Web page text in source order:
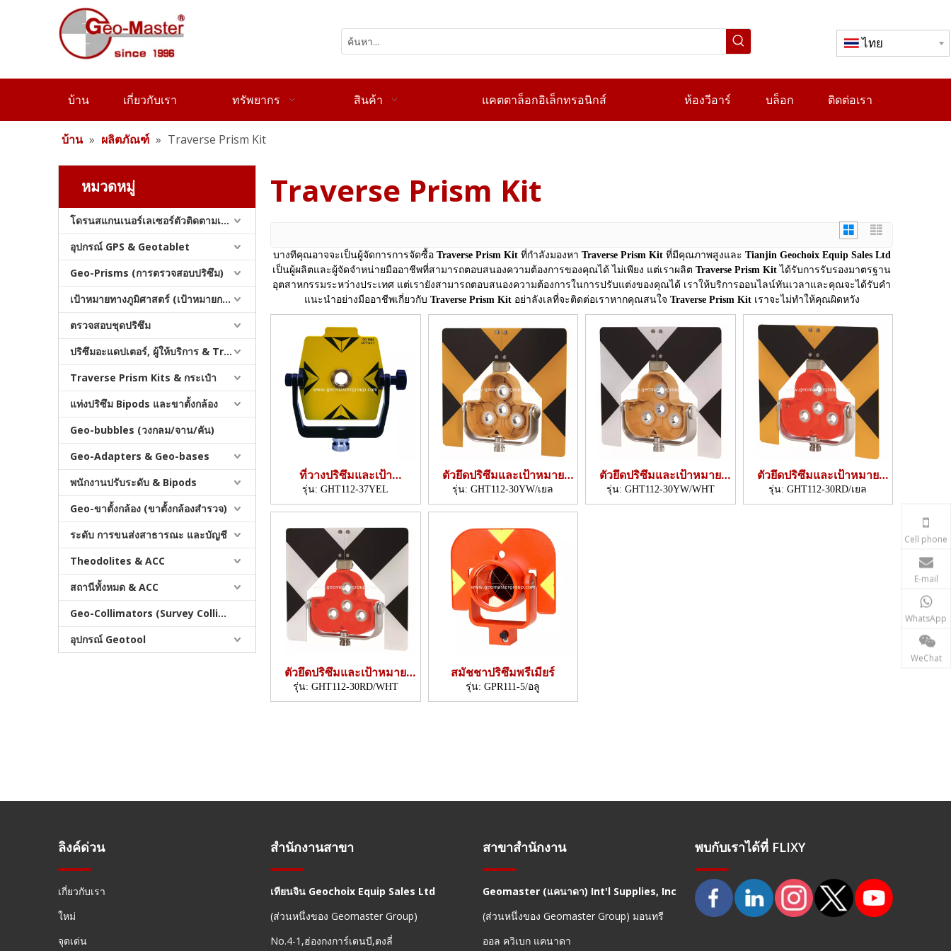
ไทย
บ้าน เกี่ยวกับเรา ทรัพยากร สินค้า แคตตาล็อกอิเล็กทรอนิกส์ ห้องวีอาร์ บล็อก ติดต่อเรา
บ้าน » ผลิตภัณฑ์ » Traverse Prism Kit
หมวดหมู่
โดรนสแกนเนอร์เลเซอร์ตัวติดตามเลเซอร์และสแลม
อุปกรณ์ GPS & Geotablet
Geo-Prisms (การตรวจสอบปริซึม)
เป้าหมายทางภูมิศาสตร์ (เป้าหมายการสำรวจ)
ตรวจสอบชุดปริซึม
ปริซึมอะแดปเตอร์, ผู้ให้บริการ & Tribrachs
Traverse Prism Kits & กระเป๋า
แท่งปริซึม Bipods และขาตั้งกล้อง
Geo-bubbles (วงกลม/จาน/คัน)
Geo-Adapters & Geo-bases
พนักงานปรับระดับ & Bipods
Geo-ขาตั้งกล้อง (ขาตั้งกล้องสำรวจ)
ระดับ การขนส่งสาธารณะ และบัญชี
Theodolites & ACC
สถานีทั้งหมด & ACC
Geo-Collimators (Survey Collimators)
อุปกรณ์ Geotool
Traverse Prism Kit
บางทีคุณอาจจะเป็นผู้จัดการการจัดซื้อ Traverse Prism Kitที่กำลังมองหา Traverse Prism Kitที่มีคุณภาพสูงและ Tianjin Geochoix Equip Sales Ltd
เป็นผู้ผลิตและผู้จัดจำหน่ายมืออาชีพที่สามารถตอบสนองความต้องการของคุณได้ ไม่เพียง แต่เราผลิต Traverse Prism Kit ได้รับการรับรองมาตรฐาน
อุตสาหกรรมระหว่างประเทศ แต่เรายังสามารถตอบสนองความต้องการในการปรับแต่งของคุณได้ เราให้บริการออนไลน์ทันเวลาและคุณจะได้รับคำ
แนะนำอย่างมืออาชีพเกี่ยวกับ Traverse Prism Kitอย่าลังเลที่จะติดต่อเราหากคุณสนใจ Traverse Prism Kitเราจะไม่ทำให้คุณผิดหวัง
ที่วางปริซึมและเป้า
(160x140มม.)
รุ่น: GHT112-37YEL
ตัวยึดปริซึมและเป้าหมาย
(225×300มม.,ไตร)
รุ่น: GHT112-30YW/เยล
ตัวยึดปริซึมและเป้าหมาย
(225×300มม.,ไตร)
รุ่น: GHT112-30YW/WHT
ตัวยึดปริซึมและเป้าหมาย
(225×300มม.,ไตร)
รุ่น: GHT112-30RD/เยล
ตัวยึดปริซึมและเป้าหมาย
(225×300มม.,ไตร)
รุ่น: GHT112-30RD/WHT
สมัชชาปริซึมพรีเมียร์
รุ่น: GPR111-5/อลู
ลิงค์ด่วน
เกี่ยวกับเรา
ใหม่
จุดเด่น
Cell phone
E-mail
WhatsApp
WeChat
สำนักงานสาขา
เทียนจิน Geochoix Equip Sales Ltd
(ส่วนหนึ่งของ Geomaster Group)
No.4-1,ฮ่องกงการ์เดนบี,ตงลี่
สาขาสำนักงาน
Geomaster (แคนาดา) Int'l Supplies, Inc
(ส่วนหนึ่งของ Geomaster Group) มอนทรี
ออล ควิเบก แคนาดา
พบกับเราได้ที่ FLIXY